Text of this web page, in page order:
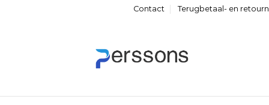
Contact Terugbetaal- en